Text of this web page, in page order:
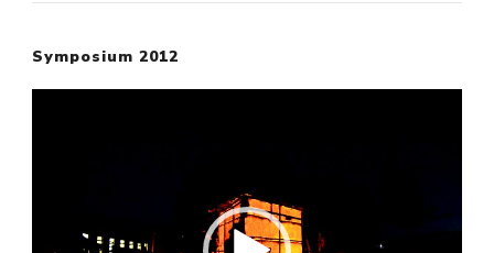
Symposium 2012